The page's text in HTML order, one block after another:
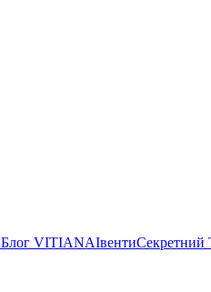
Блог VITIANAІвентиСекретний